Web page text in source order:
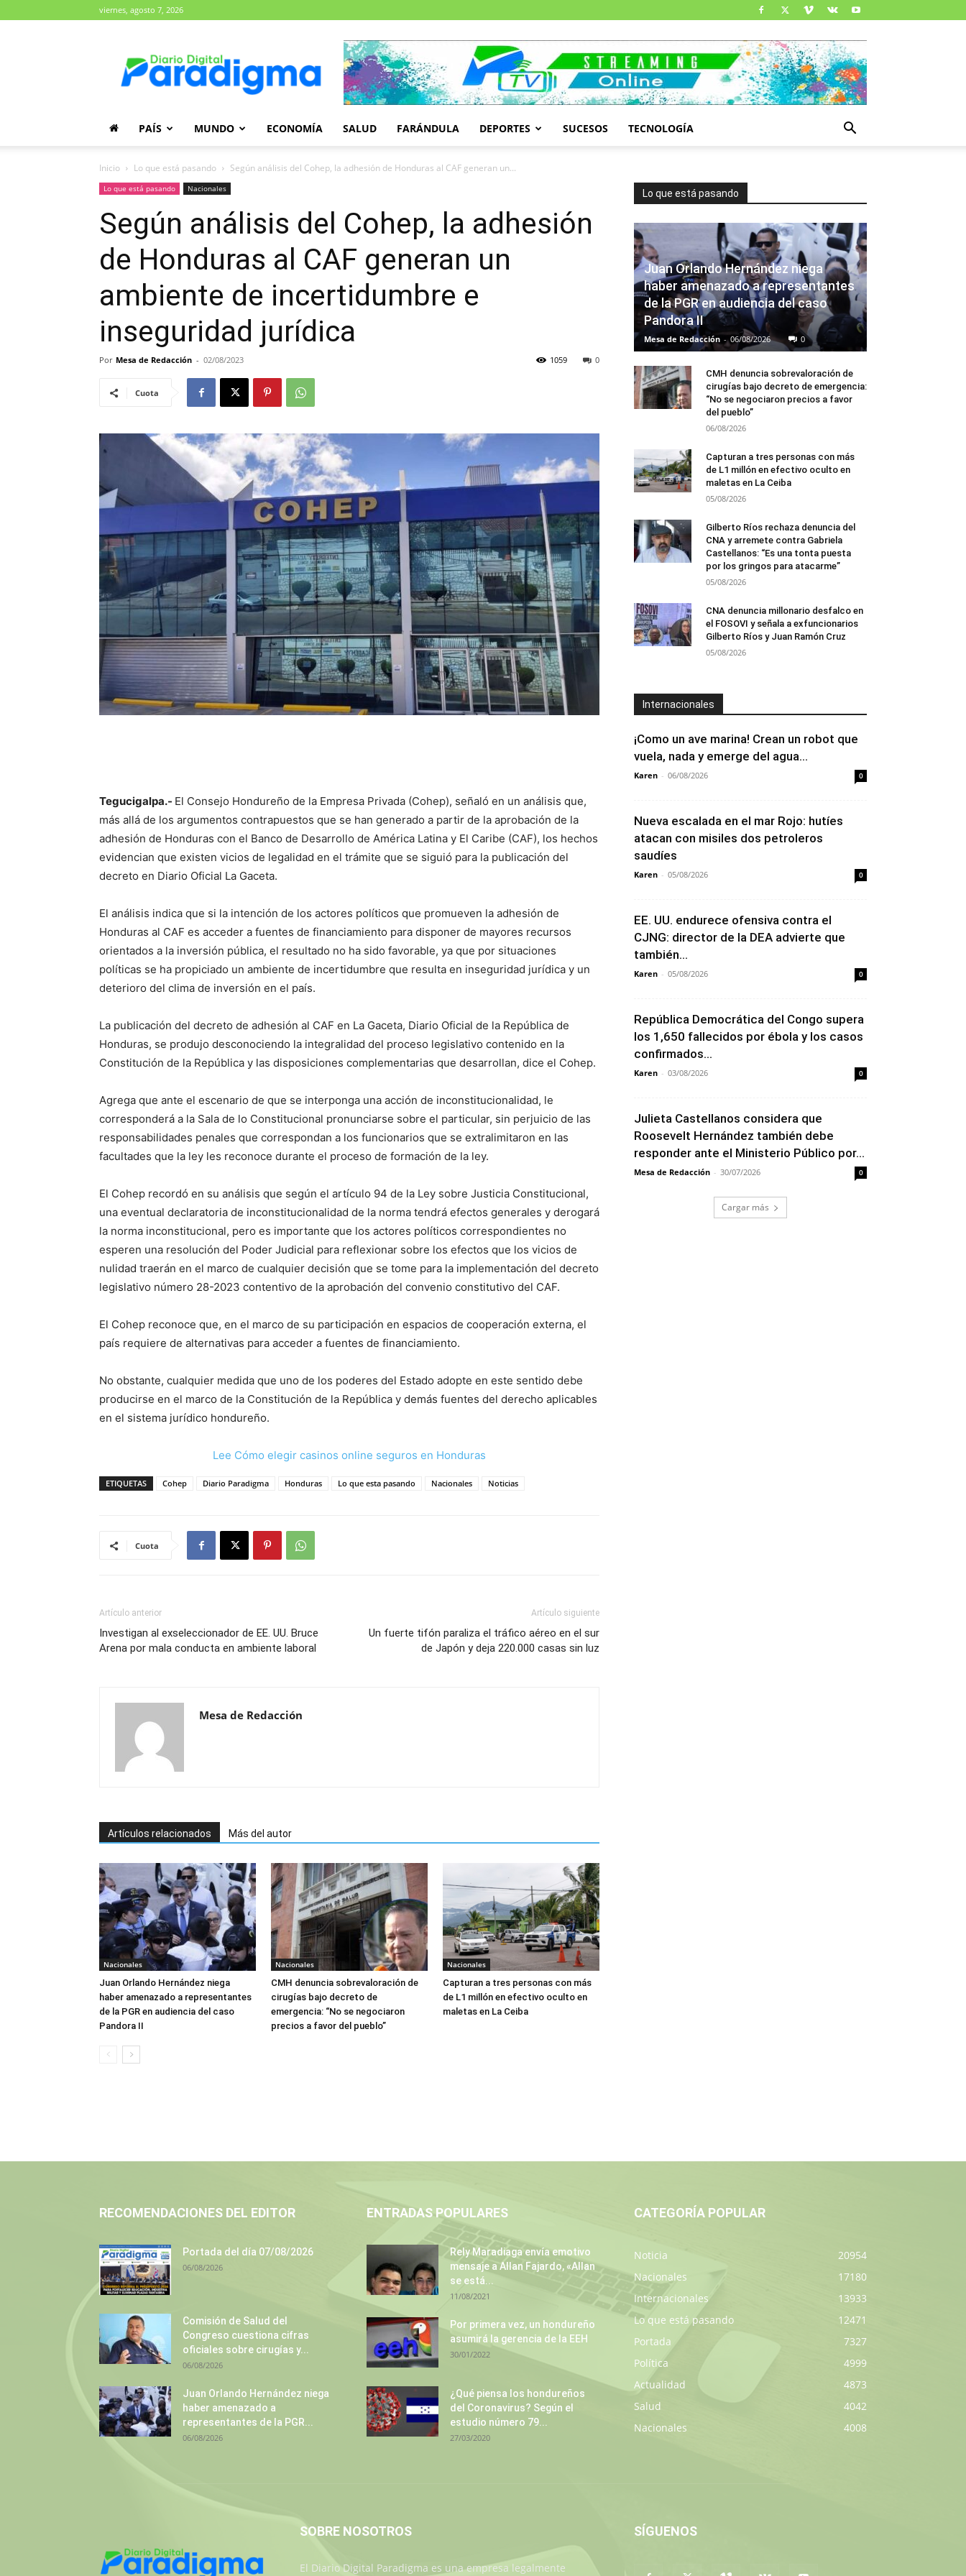
viernes, agosto 7, 2026
Paradigma
PAÍS MUNDO ECONOMÍA SALUD FARÁNDULA DEPORTES SUCESOS TECNOLOGÍA
Inicio Lo que está pasando Según análisis del Cohep, la adhesión de Honduras al CAF generan un...
Lo que está pasando Nacionales
Según análisis del Cohep, la adhesión
de Honduras al CAF generan un
ambiente de incertidumbre e
inseguridad jurídica
Por Mesa de Redacción - 02/08/2023 0
1059
Cuota
Tegucigalpa.- El Consejo Hondureño de la Empresa Privada (Cohep), señaló en un análisis que,
más allá de los argumentos contrapuestos que se han generado a partir de la aprobación de la
adhesión de Honduras con el Banco de Desarrollo de América Latina y El Caribe (CAF), los hechos
evidencian que existen vicios de legalidad en el trámite que se siguió para la publicación del
decreto en Diario Oficial La Gaceta.
El análisis indica que si la intención de los actores políticos que promueven la adhesión de
Honduras al CAF es acceder a fuentes de financiamiento para disponer de mayores recursos
orientados a la inversión pública, el resultado no ha sido favorable, ya que por situaciones
políticas se ha propiciado un ambiente de incertidumbre que resulta en inseguridad jurídica y un
deterioro del clima de inversión en el país.
La publicación del decreto de adhesión al CAF en La Gaceta, Diario Oficial de la República de
Honduras, se produjo desconociendo la integralidad del proceso legislativo contenido en la
Constitución de la República y las disposiciones complementarias que desarrollan, dice el Cohep.
Agrega que ante el escenario de que se interponga una acción de inconstitucionalidad, le
corresponderá a la Sala de lo Constitucional pronunciarse sobre el particular, sin perjuicio de las
responsabilidades penales que correspondan a los funcionarios que se extralimitaron en las
facultades que la ley les reconoce durante el proceso de formación de la ley.
El Cohep recordó en su análisis que según el artículo 94 de la Ley sobre Justicia Constitucional,
una eventual declaratoria de inconstitucionalidad de la norma tendrá efectos generales y derogará
la norma inconstitucional, pero es importante que los actores políticos correspondientes no
esperen una resolución del Poder Judicial para reflexionar sobre los efectos que los vicios de
nulidad traerán en el marco de cualquier decisión que se tome para la implementación del decreto
legislativo número 28-2023 contentivo de la aprobación del convenio constitutivo del CAF.
El Cohep reconoce que, en el marco de su participación en espacios de cooperación externa, el
país requiere de alternativas para acceder a fuentes de financiamiento.
No obstante, cualquier medida que uno de los poderes del Estado adopte en este sentido debe
producirse en el marco de la Constitución de la República y demás fuentes del derecho aplicables
en el sistema jurídico hondureño.
Lee Cómo elegir casinos online seguros en Honduras
ETIQUETAS Cohep Diario Paradigma Honduras Lo que esta pasando Nacionales Noticias
Cuota
Artículo anterior
Investigan al exseleccionador de EE. UU. Bruce
Arena por mala conducta en ambiente laboral
Artículo siguiente
Un fuerte tifón paraliza el tráfico aéreo en el sur
de Japón y deja 220.000 casas sin luz
Mesa de Redacción
Artículos relacionados Más del autor
Nacionales
Juan Orlando Hernández niega
haber amenazado a representantes
de la PGR en audiencia del caso
Pandora II
Nacionales
CMH denuncia sobrevaloración de
cirugías bajo decreto de
emergencia: “No se negociaron
precios a favor del pueblo”
Nacionales
Capturan a tres personas con más
de L1 millón en efectivo oculto en
maletas en La Ceiba
Lo que está pasando
Juan Orlando Hernández niega
haber amenazado a representantes
de la PGR en audiencia del caso
Pandora II
Mesa de Redacción - 06/08/2026 0
CMH denuncia sobrevaloración de
cirugías bajo decreto de emergencia:
“No se negociaron precios a favor
del pueblo”
06/08/2026
Capturan a tres personas con más
de L1 millón en efectivo oculto en
maletas en La Ceiba
05/08/2026
Gilberto Ríos rechaza denuncia del
CNA y arremete contra Gabriela
Castellanos: “Es una tonta puesta
por los gringos para atacarme”
05/08/2026
CNA denuncia millonario desfalco en
el FOSOVI y señala a exfuncionarios
Gilberto Ríos y Juan Ramón Cruz
05/08/2026
Internacionales
¡Como un ave marina! Crean un robot que
vuela, nada y emerge del agua...
Karen - 06/08/2026 0
Nueva escalada en el mar Rojo: hutíes
atacan con misiles dos petroleros
saudíes
Karen - 05/08/2026 0
EE. UU. endurece ofensiva contra el
CJNG: director de la DEA advierte que
también...
Karen - 05/08/2026 0
República Democrática del Congo supera
los 1,650 fallecidos por ébola y los casos
confirmados...
Karen - 03/08/2026 0
Julieta Castellanos considera que
Roosevelt Hernández también debe
responder ante el Ministerio Público por...
Mesa de Redacción - 30/07/2026 0
Cargar más
RECOMENDACIONES DEL EDITOR
Portada del día 07/08/2026
06/08/2026
Comisión de Salud del
Congreso cuestiona cifras
oficiales sobre cirugías y...
06/08/2026
Juan Orlando Hernández niega
haber amenazado a
representantes de la PGR...
06/08/2026
ENTRADAS POPULARES
Rely Maradiaga envía emotivo
mensaje a Allan Fajardo, «Allan
se está...
11/08/2021
Por primera vez, un hondureño
asumirá la gerencia de la EEH
30/01/2022
¿Qué piensa los hondureños
del Coronavirus? Según el
estudio número 79...
27/03/2020
CATEGORÍA POPULAR
Noticia
20954
Nacionales
17180
Internacionales
13933
Lo que está pasando
12471
Portada
7327
Política
4999
Actualidad
4873
Salud
4042
Nacionales
4008
SOBRE NOSOTROS
El Diario Digital Paradigma es una empresa legalmente
SÍGUENOS